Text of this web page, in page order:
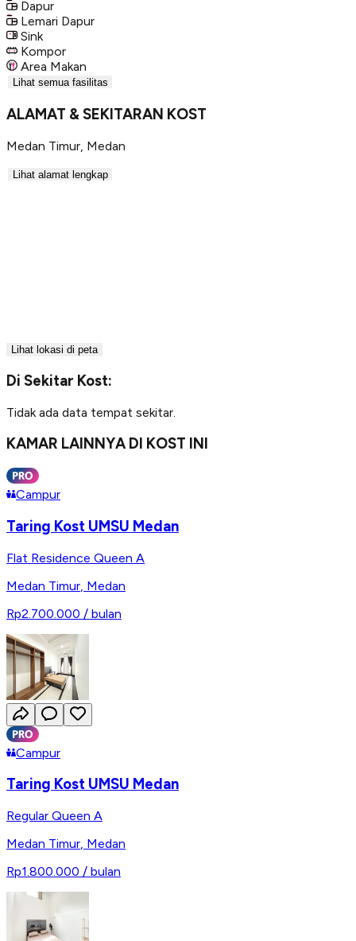
Dapur
Lemari Dapur
Sink
Kompor
Area Makan
Lihat semua fasilitas
ALAMAT & SEKITARAN KOST
Medan Timur Medan
Lihat alamat lengkap
Lihat lokasi di peta
Di Sekitar Kost:
Tidak ada data tempat sekitar.
KAMAR LAINNYA DI KOST INI
Campur
Taring Kost UMSU Medan
Flat Residence Queen A
Medan Timur Medan
Rp2.700.000 / bulan
Campur
Taring Kost UMSU Medan
Regular Queen A
Medan Timur, Medan
Rp1.800.000 / bulan